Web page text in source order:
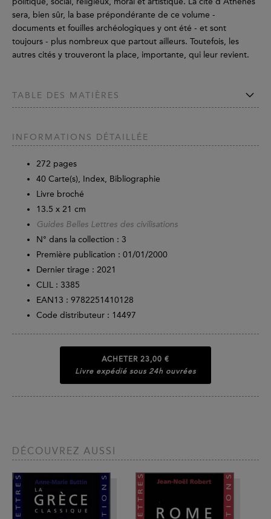
sera, bien sûr, la base prépondérante de ce volume -
documents et fouilles archéologiques y ont été - et sont
toujours - plus nombreux que partout ailleurs. Toutefois, les
autres cités y trouveront la place, importante, qui leur revient.
TABLE DES MATIÈRES
INFORMATIONS DÉTAILLÉE
272 pages
40 Carte(s), Index, Bibliographie
Livre broché
13.5 x 21 cm
Guides Belles Lettres des civilisations
N° dans la collection : 3
Première publication : 01/01/2000
Dernier tirage : 2021
CLIL : 3385
EAN13 : 9782251410128
Code distributeur : 14497
ACHETER 23,00 €
Livre expédié sous 24h ouvrées
DÉCOUVREZ AUSSI